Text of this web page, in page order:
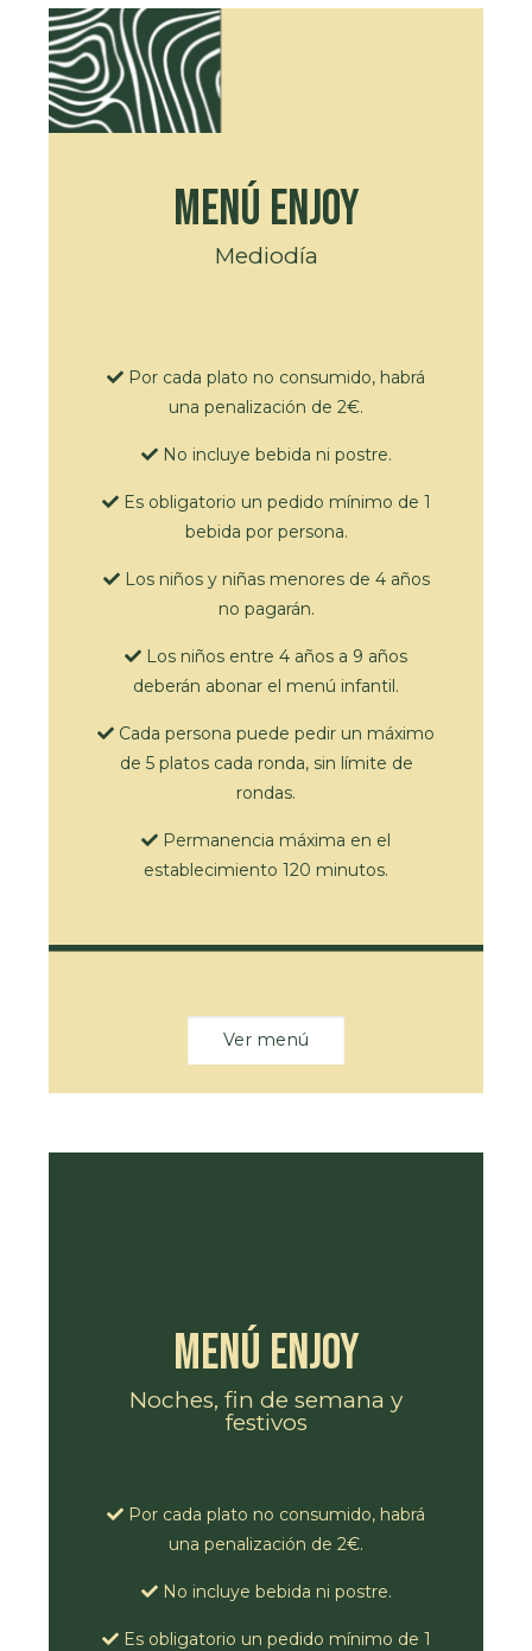
Menú Enjoy
Mediodía
Por cada plato no consumido, habrá
una penalización de 2€.
No incluye bebida ni postre.
Es obligatorio un pedido mínimo de 1
bebida por persona.
Los niños y niñas menores de 4 años
no pagarán.
Los niños entre 4 años a 9 años
deberán abonar el menú infantil.
Cada persona puede pedir un máximo
de 5 platos cada ronda, sin límite de
rondas.
Permanencia máxima en el
establecimiento 120 minutos.
Ver menú
Menú Enjoy
Noches, fin de semana y
festivos
Por cada plato no consumido, habrá
una penalización de 2€.
No incluye bebida ni postre.
Es obligatorio un pedido mínimo de 1